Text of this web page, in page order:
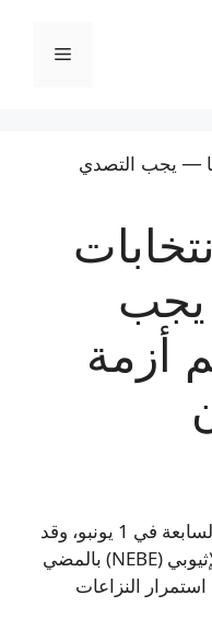
القائمة
يجب
أزمة
ستجري إثيوبيا انتخاباتها الوطنية السابعة في 1 يونبو، وقد
أذن المجلس الانتخابي الوطني الإثيوبي (NEBE) بالمضي
النزاعات